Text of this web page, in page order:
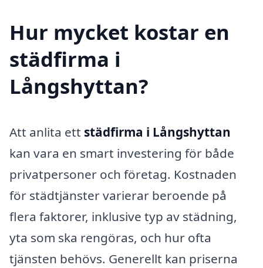
Hur mycket kostar en
städfirma i
Långshyttan?
Att anlita ett städfirma i Långshyttan
kan vara en smart investering för både
privatpersoner och företag. Kostnaden
för städtjänster varierar beroende på
flera faktorer, inklusive typ av städning,
yta som ska rengöras, och hur ofta
tjänsten behövs. Generellt kan priserna